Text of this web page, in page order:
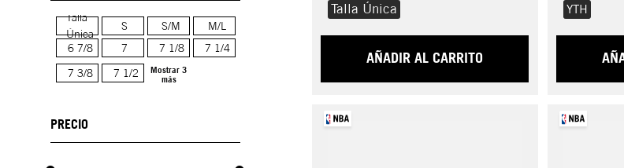
6 7/8
7
7 1/2
7 1/4
7 1/8
7 3/8
M/L
Talla
Única
S/M
S
Mostrar 3
más
Talla Única
AÑADIR AL CARRITO
YTH